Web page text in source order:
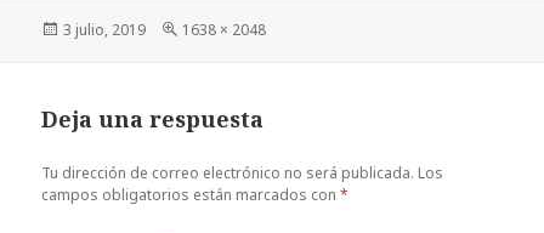
Publicado
3 julio, 2019
Tamaño
1638 × 2048
Deja una respuesta
Tu dirección de correo electrónico no será publicada. Los
campos obligatorios están marcados con*